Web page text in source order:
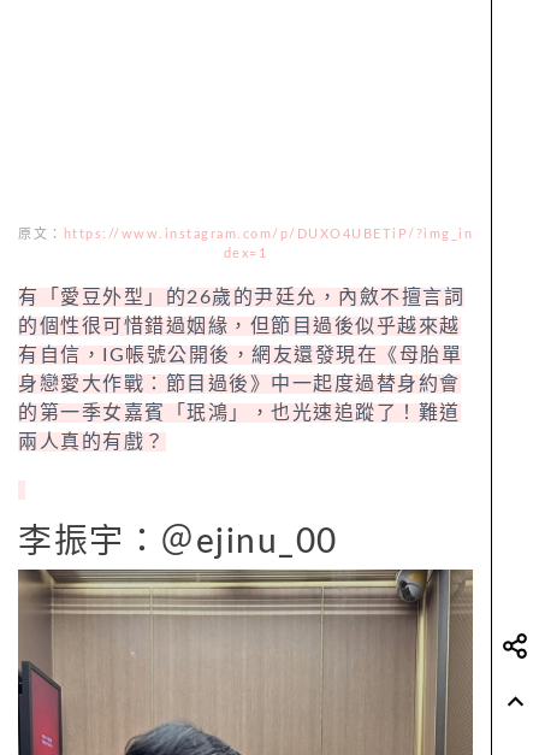
原文：
https://www.instagram.com/p/DUXO4UBETiP/?img_in
dex=1
有「愛豆外型」的26歲的尹廷允，內斂不擅言詞
的個性很可惜錯過姻緣，但節目過後似乎越來越
有自信，IG帳號公開後，網友還發現在《母胎單
身戀愛大作戰：節目過後》中一起度過替身約會
的第一季女嘉賓「珉鴻」，也光速追蹤了！難道
兩人真的有戲？
李振宇：＠ejinu_00